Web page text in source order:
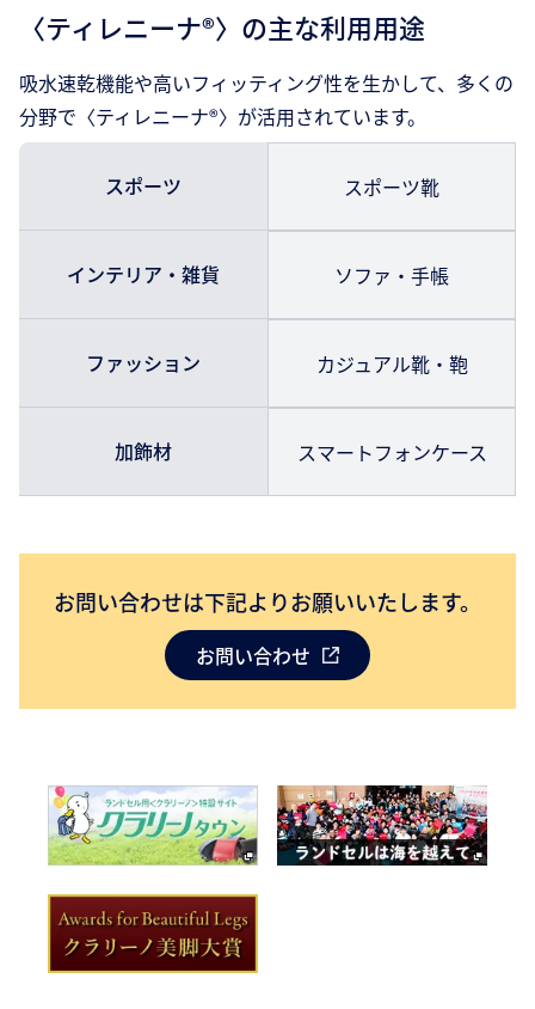
〈ティレニーナ®〉の主な利用用途
吸水速乾機能や高いフィッティング性を生かして、多くの
分野で〈ティレニーナ®〉が活用されています。
スポーツ スポーツ靴
インテリア・雑貨 ソファ・手帳
ファッション カジュアル靴・鞄
加飾材 スマートフォンケース
お問い合わせは下記よりお願いいたします。
お問い合わせ